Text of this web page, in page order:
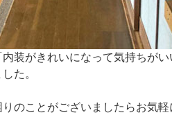
内装がきれいになって気持ちが
た。
のことがございましたらお気軽